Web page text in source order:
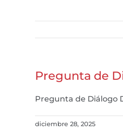
Pregunta de
Pregunta de Diálogo
diciembre 28, 2025